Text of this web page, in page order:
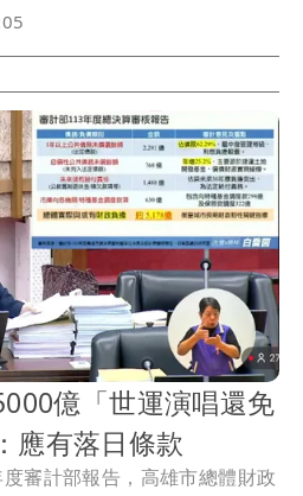
億「世運演唱還免
應有落日條款
審計部報告，高雄市總體財政